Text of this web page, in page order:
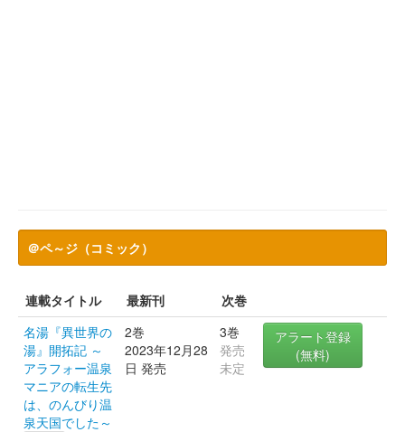
＠ペ～ジ（コミック）
連載タイトル 最新刊
次巻
名湯『異世界の
湯』開拓記 ～
アラフォー温泉
マニアの転生先
は、のんびり温
泉天国でした～
2巻
2023年12月28
日 発売
3巻
発売
未定
アラート登録
(無料)